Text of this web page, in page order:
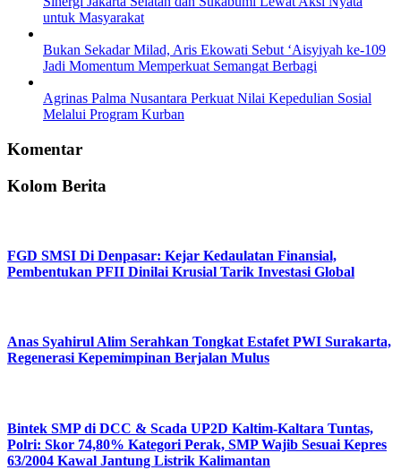
untuk Masyarakat
Bukan Sekadar Milad, Aris Ekowati Sebut ‘Aisyiyah ke-109
Jadi Momentum Memperkuat Semangat Berbagi
Agrinas Palma Nusantara Perkuat Nilai Kepedulian Sosial
Melalui Program Kurban
Komentar
Kolom Berita
FGD SMSI Di Denpasar: Kejar Kedaulatan Finansial,
Pembentukan PFII Dinilai Krusial Tarik Investasi Global
Anas Syahirul Alim Serahkan Tongkat Estafet PWI Surakarta,
Regenerasi Kepemimpinan Berjalan Mulus
Bintek SMP di DCC & Scada UP2D Kaltim-Kaltara Tuntas,
Polri: Skor 74,80% Kategori Perak, SMP Wajib Sesuai Kepres
63/2004 Kawal Jantung Listrik Kalimantan